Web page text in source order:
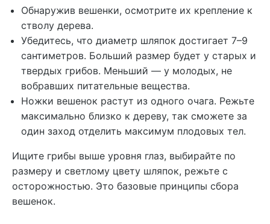
Обнаружив вешенки, осмотрите их крепление к
стволу дерева.
Убедитесь, что диаметр шляпок достигает 7–9
сантиметров. Больший размер будет у старых и
твердых грибов. Меньший — у молодых, не
вобравших питательные вещества.
Ножки вешенок растут из одного очага. Режьте
максимально близко к дереву, так сможете за
один заход отделить максимум плодовых тел.
Ищите грибы выше уровня глаз, выбирайте по
размеру и светлому цвету шляпок, режьте с
осторожностью. Это базовые принципы сбора
вешенок.